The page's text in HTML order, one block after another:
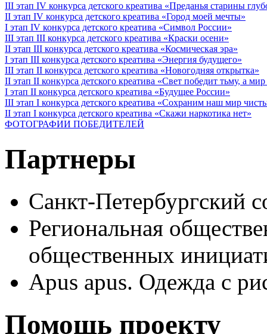
III этап IV конкурса детского креатива «Преданья старины
II этап IV конкурса детского креатива «Город моей мечты»
I этап IV конкурса детского креатива «Символ России»
III этап III конкурса детского креатива «Краски осени»
II этап III конкурса детского креатива «Космическая эра»
I этап III конкурса детского креатива «Энергия будущего»
III этап II конкурса детского креатива «Новогодняя открытка»
II этап II конкурса детского креатива «Свет победит тьму, а
I этап II конкурса детского креатива «Будущее России»
III этап I конкурса детского креатива «Сохраним наш мир
II этап I конкурса детского креатива «Скажи наркотика нет»
ФОТОГРАФИИ ПОБЕДИТЕЛЕЙ
Партнеры
Санкт-Петербургский
Региональная
общественных
Apus apus. Одежда с
Помощь проекту